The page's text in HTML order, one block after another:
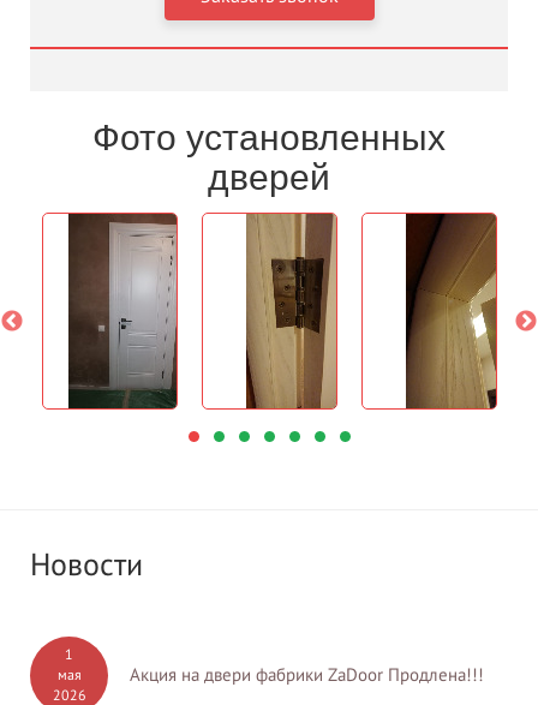
Фото установленных
дверей
Новости
1
мая
2026
Акция на двери фабрики ZaDoor Продлена!!!